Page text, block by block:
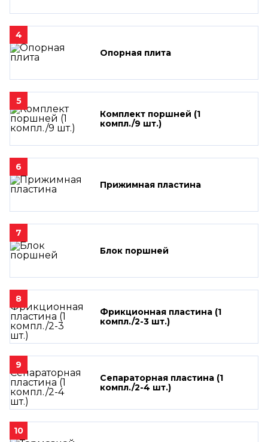
4
Опорная плита
5
Комплект поршней (1
компл./9 шт.)
6
Прижимная пластина
7
Блок поршней
8
Фрикционная пластина (1
компл./2-3 шт.)
9
Сепараторная пластина (1
компл./2-4 шт.)
10